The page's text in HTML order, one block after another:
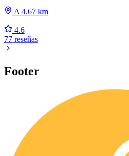
A 4.67 km
4.6
77 reseñas
Footer